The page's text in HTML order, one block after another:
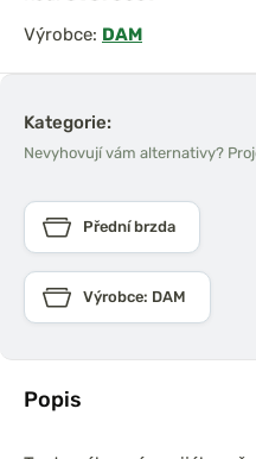
Popis
Výrobce: DAM
Kategorie:
Nevyhovují vám alternativy?
Přední brzda
Výrobce: DAM